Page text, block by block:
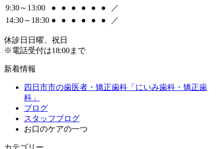
9:30～13:00
● ● ● ● ● ●
／
14:30～18:30 ● ● ● ● ● ● ／
休診日 日曜、祝日
※電話受付は18:00まで
新着情報
四日市市の歯医者・矯正歯科「にいみ歯科・矯正歯
科」
ブログ
スタッフブログ
お口のケアの一つ
カテゴリー